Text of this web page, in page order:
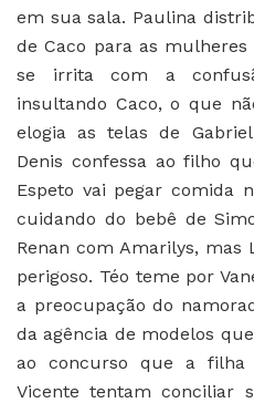
em sua sala. Paulina
de Caco para as
se irrita com a
insultando Caco, o que
elogia as telas de
Denis confessa ao filho
Espeto vai pegar comida
cuidando do bebê de
Renan com Amarilys,
perigoso. Téo teme por
a preocupação do
da agência de modelos
ao concurso que a filha
Vicente tentam conciliar